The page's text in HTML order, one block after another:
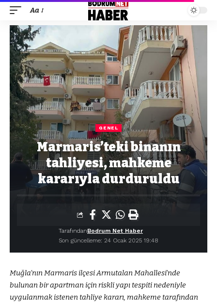
Aa
GENEL
Marmaris’teki binanın
tahliyesi, mahkeme
kararıyla durduruldu
Son güncelleme: 24 Ocak 2025 19:48
TarafındanBodrum Net Haber
Muğla’nın Marmaris ilçesi Armutalan Mahallesi’nde
bulunan bir apartman için riskli yapı tespiti nedeniyle
uygulanmak istenen tahliye kararı, mahkeme tarafından